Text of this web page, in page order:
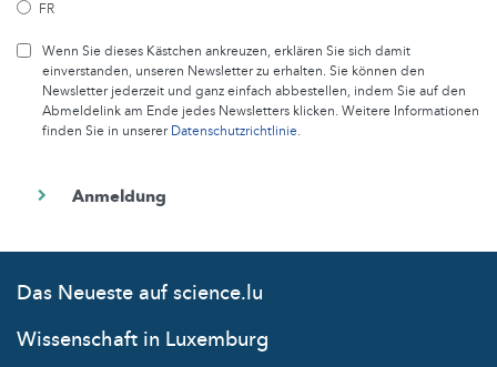
FR
Wenn Sie dieses Kästchen ankreuzen, erklären Sie sich damit
einverstanden, unseren Newsletter zu erhalten. Sie können den
Newsletter jederzeit und ganz einfach abbestellen, indem Sie auf den
Abmeldelink am Ende jedes Newsletters klicken. Weitere Informationen
finden Sie in unsererDatenschutzrichtlinie.
Das Neueste auf science.lu
Wissenschaft in Luxemburg